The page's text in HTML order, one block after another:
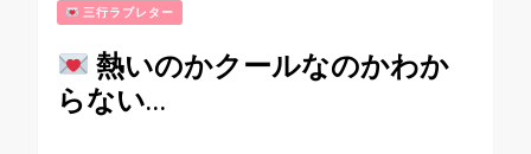
三行ラブレター
熱いのかクールなのかわか
らない…